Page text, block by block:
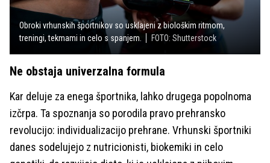
Obroki vrhunskih športnikov so usklajeni z biološkim ritmom,
treningi, tekmami in celo s spanjem.
FOTO: Shutterstock
Ne obstaja univerzalna formula
Kar deluje za enega športnika, lahko drugega popolnoma
izčrpa. Ta spoznanja so porodila pravo prehransko
revolucijo: individualizacijo prehrane. Vrhunski športniki
danes sodelujejo z nutricionisti, biokemiki in celo